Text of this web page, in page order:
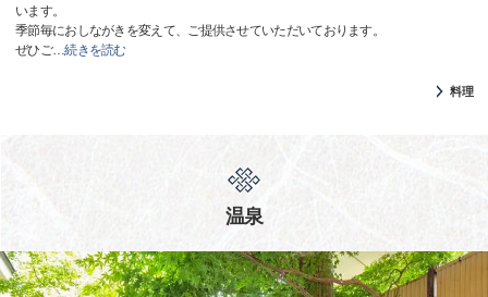
います。
季節毎におしながきを変えて、ご提供させていただいております。
ぜひご…続きを読む
料理
温泉